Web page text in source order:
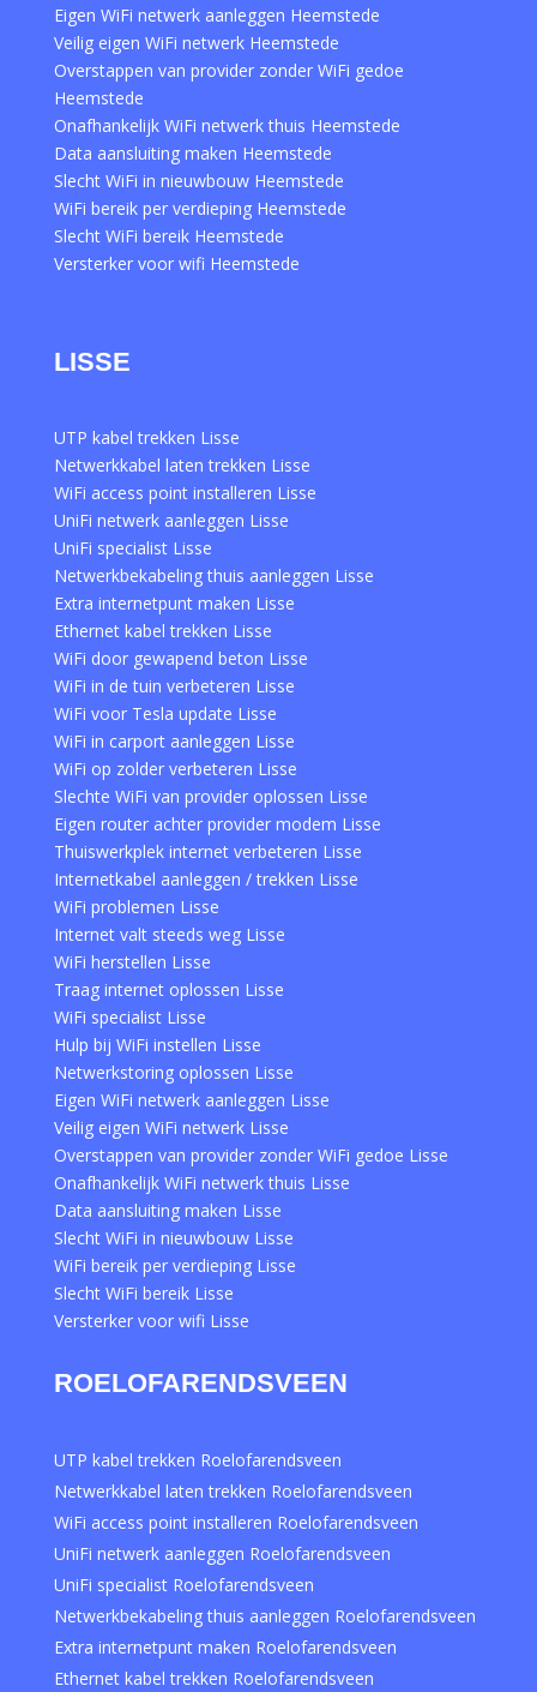
Eigen WiFi netwerk aanleggen Heemstede
Veilig eigen WiFi netwerk Heemstede
Overstappen van provider zonder WiFi gedoe
Heemstede
Onafhankelijk WiFi netwerk thuis Heemstede
Data aansluiting maken Heemstede
Slecht WiFi in nieuwbouw Heemstede
WiFi bereik per verdieping Heemstede
Slecht WiFi bereik Heemstede
Versterker voor wifi Heemstede
LISSE
UTP kabel trekken Lisse
Netwerkkabel laten trekken Lisse
WiFi access point installeren Lisse
UniFi netwerk aanleggen Lisse
UniFi specialist Lisse
Netwerkbekabeling thuis aanleggen Lisse
Extra internetpunt maken Lisse
Ethernet kabel trekken Lisse
WiFi door gewapend beton Lisse
WiFi in de tuin verbeteren Lisse
WiFi voor Tesla update Lisse
WiFi in carport aanleggen Lisse
WiFi op zolder verbeteren Lisse
Slechte WiFi van provider oplossen Lisse
Eigen router achter provider modem Lisse
Thuiswerkplek internet verbeteren Lisse
Internetkabel aanleggen / trekken Lisse
WiFi problemen Lisse
Internet valt steeds weg Lisse
WiFi herstellen Lisse
Traag internet oplossen Lisse
WiFi specialist Lisse
Hulp bij WiFi instellen Lisse
Netwerkstoring oplossen Lisse
Eigen WiFi netwerk aanleggen Lisse
Veilig eigen WiFi netwerk Lisse
Overstappen van provider zonder WiFi gedoe Lisse
Onafhankelijk WiFi netwerk thuis Lisse
Data aansluiting maken Lisse
Slecht WiFi in nieuwbouw Lisse
WiFi bereik per verdieping Lisse
Slecht WiFi bereik Lisse
Versterker voor wifi Lisse
ROELOFARENDSVEEN
UTP kabel trekken Roelofarendsveen
Netwerkkabel laten trekken Roelofarendsveen
WiFi access point installeren Roelofarendsveen
UniFi netwerk aanleggen Roelofarendsveen
UniFi specialist Roelofarendsveen
Netwerkbekabeling thuis aanleggen Roelofarendsveen
Extra internetpunt maken Roelofarendsveen
Ethernet kabel trekken Roelofarendsveen